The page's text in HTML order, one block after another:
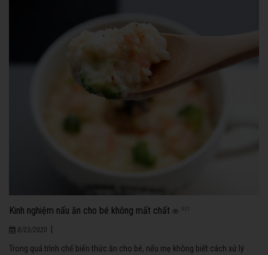
Kinh nghiệm nấu ăn cho bé không mất chất 931
8/23/2020
Trong quá trình chế biến thức ăn cho bé, nếu mẹ không biết cách xử lý